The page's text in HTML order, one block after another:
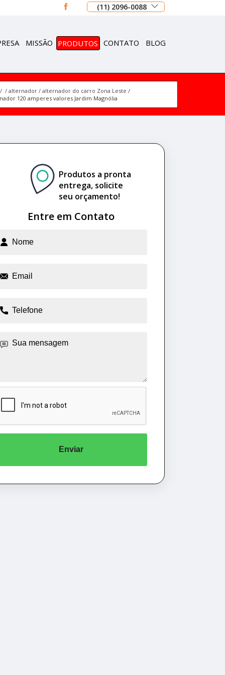
(11) 2096-0088
MISSÃO PRODUTOS CONTATO BLOG
alternador
alternador do carro Zona Leste
120 amperes valores Jardim Magnólia
Entre em Contato
Produtos a pronta
entrega, solicite
seu orçamento!
Enviar